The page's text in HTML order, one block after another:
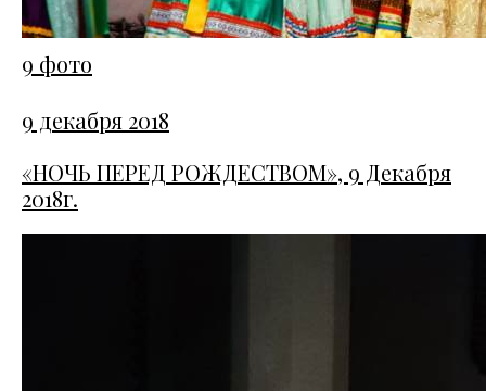
9 фото
9 декабря 2018
«НОЧЬ ПЕРЕД РОЖДЕСТВОМ», 9 Декабря
2018г.